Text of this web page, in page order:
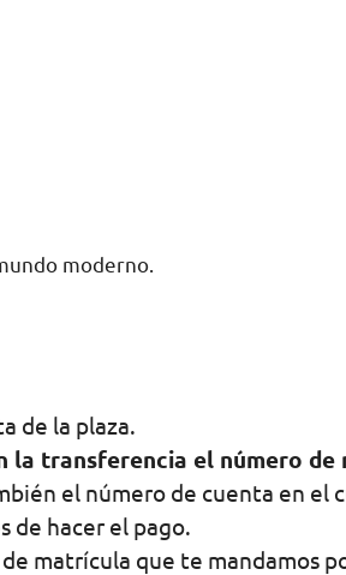
moderno.
de la plaza.
la transferencia el número de
el número de cuenta en el
de hacer el pago.
matrícula que te mandamos